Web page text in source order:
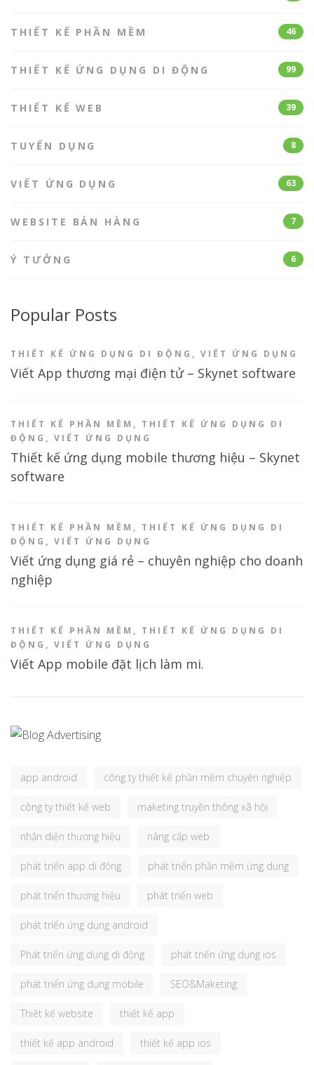
THIẾT KẾ PHẦN MỀM 46
THIẾT KẾ ỨNG DỤNG DI ĐỘNG 99
THIẾT KẾ WEB 39
TUYỂN DỤNG 8
VIẾT ỨNG DỤNG 63
WEBSITE BÁN HÀNG 7
Ý TƯỞNG 6
Popular Posts
THIẾT KẾ ỨNG DỤNG DI ĐỘNG , VIẾT ỨNG DỤNG
Viết App thương mại điện tử – Skynet software
THIẾT KẾ PHẦN MỀM , THIẾT KẾ ỨNG DỤNG DI
ĐỘNG , VIẾT ỨNG DỤNG
Thiết kế ứng dụng mobile thương hiệu – Skynet
software
THIẾT KẾ PHẦN MỀM , THIẾT KẾ ỨNG DỤNG DI
ĐỘNG , VIẾT ỨNG DỤNG
Viết ứng dụng giá rẻ – chuyên nghiệp cho doanh
nghiệp
THIẾT KẾ PHẦN MỀM , THIẾT KẾ ỨNG DỤNG DI
ĐỘNG , VIẾT ỨNG DỤNG
Viết App mobile đặt lịch làm mi.
app android công ty thiết kế phần mềm chuyên nghiệp
công ty thiết kế web maketing truyền thông xã hội
nhận diện thương hiệu nâng cấp web
phát triển app di động phát triển phần mềm ứng dụng
phát triển thương hiệu phát triển web
phát triển ứng dụng android
Phát triển ứng dụng di động phát triển ứng dụng ios
phát triển ứng dụng mobile SEO&Maketing
Thiêt kế website thiết kế app
thiết kế app android thiết kế app ios